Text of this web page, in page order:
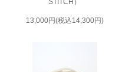
13,000円(税込14,300円)